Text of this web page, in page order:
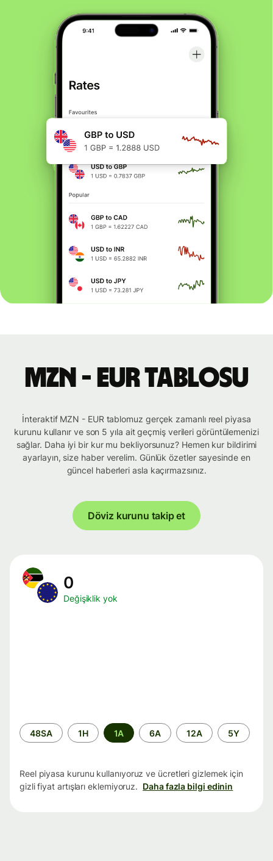
MZN - EUR tablosu
İnteraktif MZN - EUR tablomuz gerçek zamanlı reel piyasa
kurunu kullanır ve son 5 yıla ait geçmiş verileri görüntülemenizi
sağlar. Daha iyi bir kur mu bekliyorsunuz? Hemen kur bildirimi
ayarlayın, size haber verelim. Günlük özetler sayesinde en
güncel haberleri asla kaçırmazsınız.
Döviz kurunu takip et
0
Değişiklik yok
Zaman
aralığı
48SA 1H 1A 6A 12A 5Y
Reel piyasa kurunu kullanıyoruz ve ücretleri gizlemek için
gizli fiyat artışları eklemiyoruz. Daha fazla bilgi edinin